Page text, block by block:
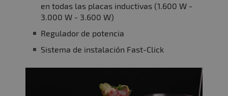
en todas las placas inductivas (1.600 W -
3.000 W - 3.600 W)
Regulador de potencia
Sistema de instalación Fast-Click